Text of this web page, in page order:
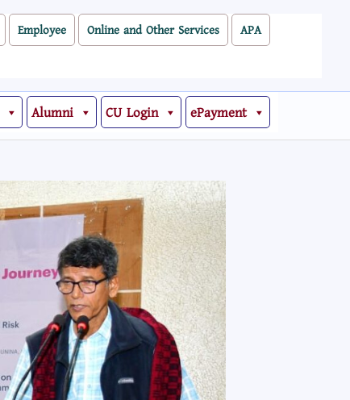
Employee Online and Other Services
APA
Alumni CU Login ePayment